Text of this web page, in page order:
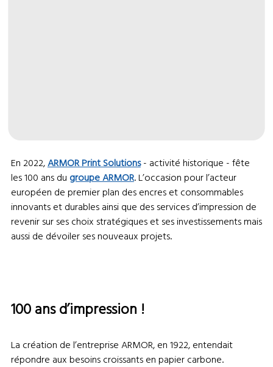
En 2022,ARMOR Print Solutions- activité historique - fête
les 100 ans du groupe ARMOR. L’occasion pour l’acteur
européen de premier plan des encres et consommables
innovants et durables ainsi que des services d’impression de
revenir sur ses choix stratégiques et ses investissements mais
aussi de dévoiler ses nouveaux projets.
100 ans d’impression !
La création de l’entreprise ARMOR, en 1922, entendait
répondre aux besoins croissants en papier carbone.